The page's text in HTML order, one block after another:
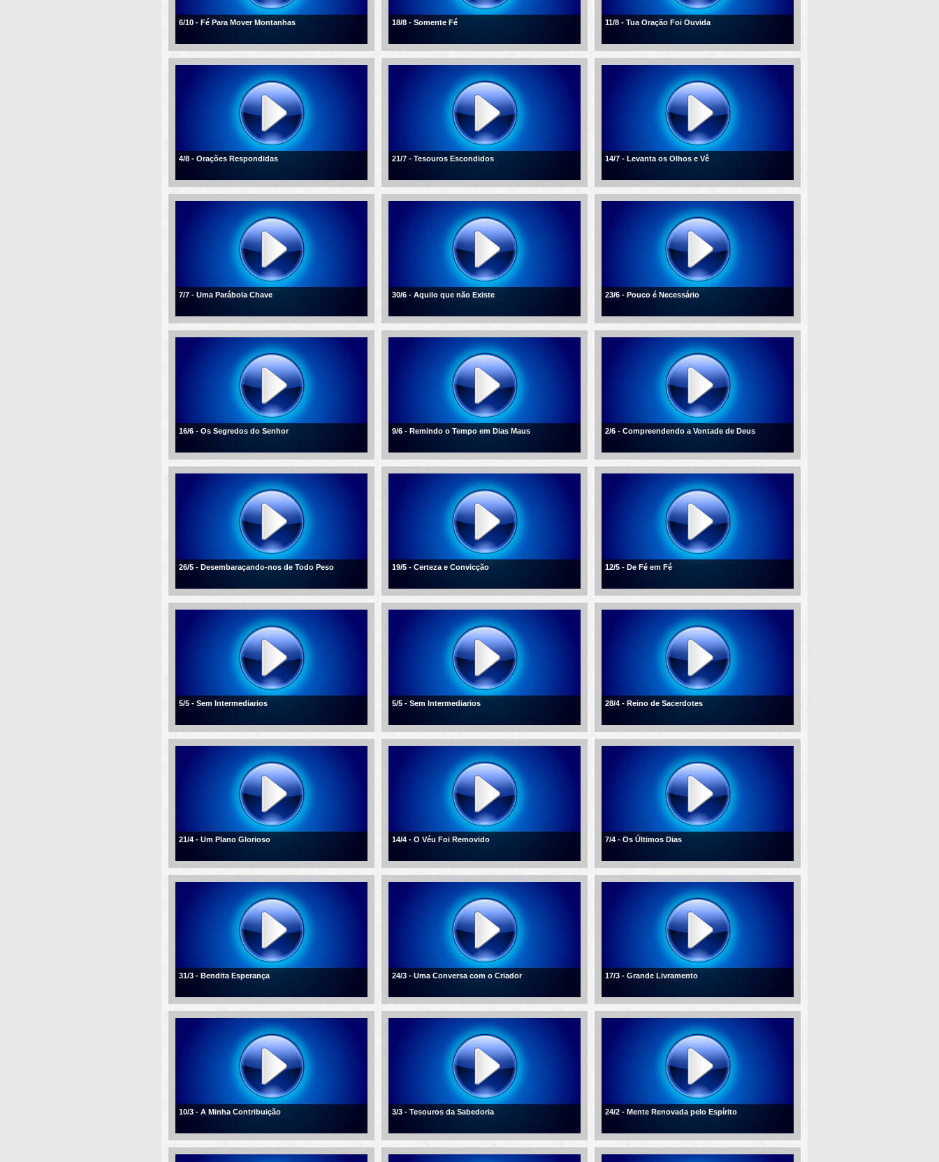
6/10 - Fé Para Mover Montanhas 18/8 - Somente Fé 11/8 - Tua Oração Foi Ouvida
4/8 - Orações Respondidas 21/7 - Tesouros Escondidos 14/7 - Levanta os Olhos e Vê
7/7 - Uma Parábola Chave 30/6 - Aquilo que não Existe 23/6 - Pouco é Necessário
16/6 - Os Segredos do Senhor 9/6 - Remindo o Tempo em Dias Maus 2/6 - Compreendendo a Vontade de Deus
26/5 - Desembaraçando-nos de Todo Peso 19/5 - Certeza e Convicção 12/5 - De Fé em Fé
5/5 - Sem Intermediarios 5/5 - Sem Intermediarios 28/4 - Reino de Sacerdotes
21/4 - Um Plano Glorioso 14/4 - O Véu Foi Removido 7/4 - Os Últimos Dias
31/3 - Bendita Esperança 24/3 - Uma Conversa com o Criador 17/3 - Grande Livramento
10/3 - A Minha Contribuição 3/3 - Tesouros da Sabedoria 24/2 - Mente Renovada pelo Espírito